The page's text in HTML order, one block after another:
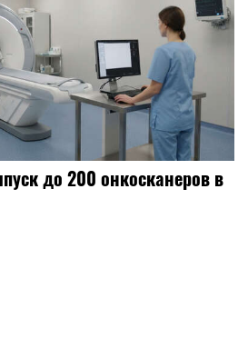
до 200 онкосканеров в